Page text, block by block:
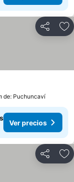
Compartir
de: Puchuncaví
Ver precios
Compartir